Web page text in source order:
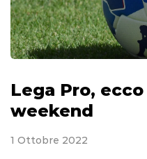
Lega Pro,
weekend
1 Ottobre 2022